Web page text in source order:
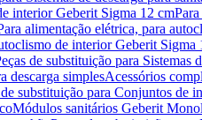
interior Geberit Sigma 12 cm
alimentação elétrica, para
de interior Geberit Sigma
de substituição para Sistemas
descarga simplesAcessórios
substituição para Conjuntos de
Módulos sanitários Geberit